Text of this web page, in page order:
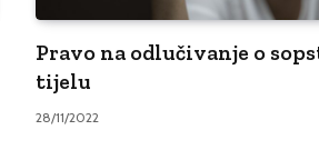
Pravo na odlučivanje o
tijelu
28/11/2022